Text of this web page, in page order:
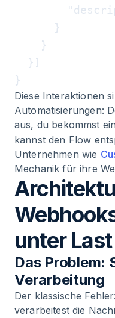
      }
    }
  }]
Diese Interaktionen
Automatisierungen:
aus, du bekommst
kannst den Flow
Unternehmen wie
Mechanik für ihre
unter
Das Problem:
Verarbeitung
Der klassische
verarbeitest die